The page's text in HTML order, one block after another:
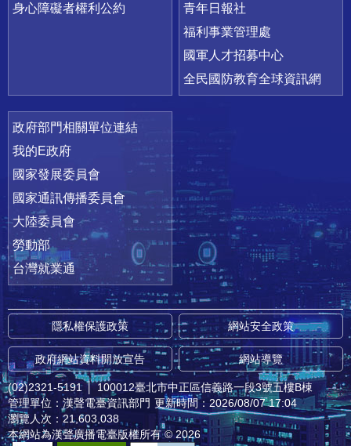
身心障礙者權利公約
青年日報社
福利事業管理處
國軍人才招募中心
全民國防教育全球資訊網
政府部門相關單位連結
我的E政府
國家發展委員會
國家通訊傳播委員會
大陸委員會
勞動部
台灣就業通
隱私權保護政策 網站安全政策
政府網站資料開放宣告 網站導覽
(02)2321-5191 │ 100012臺北市中正區信義路一段3號五樓B棟
管理單位：漢聲電臺資訊部門 更新時間：2026/08/07 17:04
瀏覽人次：21,603,038
本網站為漢聲廣播電臺版權所有 © 2026